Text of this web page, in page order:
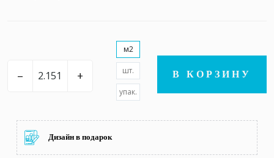
– +
м2
шт.
упак.
В КОРЗИНУ
Дизайн в подарок